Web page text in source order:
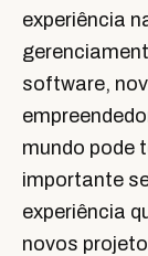
experiência
software,
mundo pode
importante
experiência
novos